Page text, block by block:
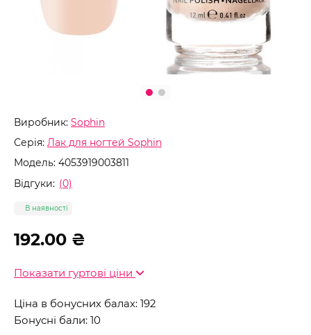
Виробник: Sophin
Серія: Лак для ногтей Sophin
Модель: 4053919003811
Відгуки: (0)
В наявності
192.00 ₴
Показати гуртові ціни
Ціна в бонусних балах: 192
Бонусні бали: 10